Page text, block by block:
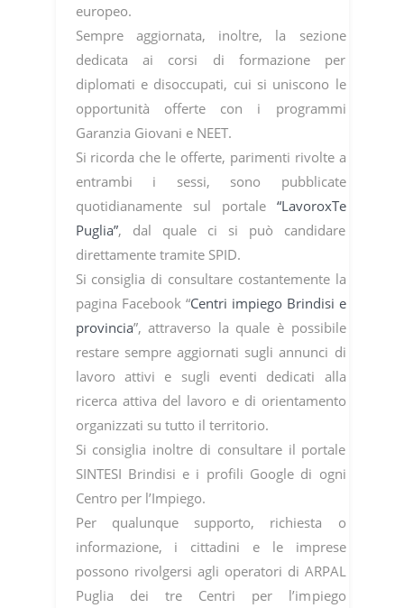
europeo.
Sempre aggiornata, inoltre, la sezione
dedicata ai corsi di formazione per
diplomati e disoccupati, cui si uniscono le
opportunità offerte con i programmi
Garanzia Giovani e NEET.
Si ricorda che le offerte, parimenti rivolte a
entrambi i sessi, sono pubblicate
quotidianamente sul portale “LavoroxTe
Puglia”, dal quale ci si può candidare
direttamente tramite SPID.
Si consiglia di consultare costantemente la
pagina Facebook “Centri impiego Brindisi e
provincia”, attraverso la quale è possibile
restare sempre aggiornati sugli annunci di
lavoro attivi e sugli eventi dedicati alla
ricerca attiva del lavoro e di orientamento
organizzati su tutto il territorio.
Si consiglia inoltre di consultare il portale
SINTESI Brindisi e i profili Google di ogni
Centro per l’Impiego.
Per qualunque supporto, richiesta o
informazione, i cittadini e le imprese
possono rivolgersi agli operatori di ARPAL
Puglia dei tre Centri per l’impiego